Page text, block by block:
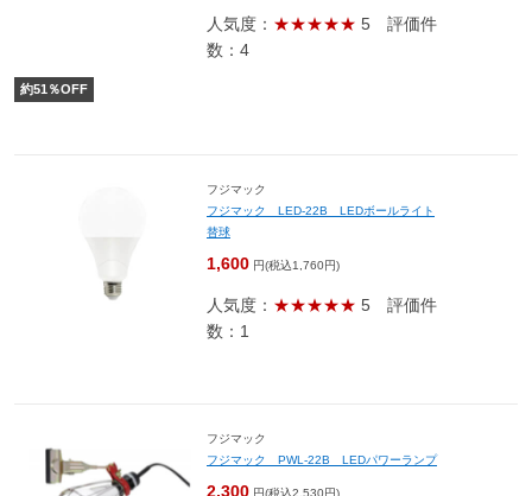
人気度： ★★★★★ 5 評価件
数：4
約51 ％OFF
フジマック
フジマック LED-22B LEDボールライト
替球
1,600 円(税込1,760円)
人気度： ★★★★★ 5 評価件
数：1
フジマック
フジマック PWL-22B LEDパワーランプ
2,300 円(税込2,530円)